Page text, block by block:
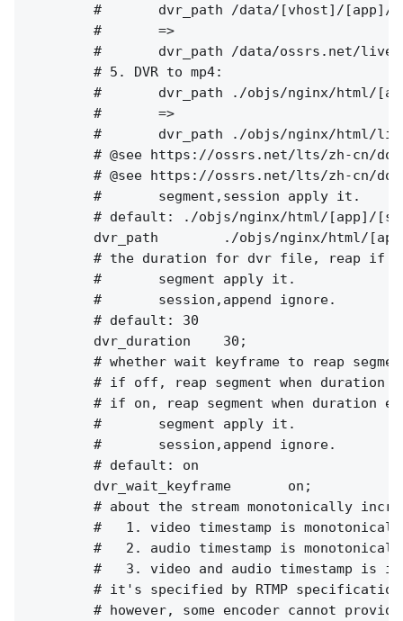
#       dvr_path /data/[vhost]/
        #       =>
#       dvr_path /data/ossrs.net/
        # 5. DVR to mp4:
#       dvr_path ./objs/nginx/html/
        #       =>
#       dvr_path ./objs/nginx/html/
# @see https://ossrs.net/lts/zh-cn/
# @see https://ossrs.net/lts/zh-cn/
        #       segment,session apply it.
# default: ./objs/nginx/html/[app]/
dvr_path        ./objs/nginx/html/
# the duration for dvr file, reap if
        #       segment apply it.
        #       session,append ignore.
        # default: 30
        dvr_duration    30;
# whether wait keyframe to reap
# if off, reap segment when duration
# if on, reap segment when duration
        #       segment apply it.
        #       session,append ignore.
        # default: on
        dvr_wait_keyframe       on;
# about the stream monotonically
#   1. video timestamp is
#   2. audio timestamp is
#   3. video and audio timestamp is
# it's specified by RTMP
# however, some encoder cannot